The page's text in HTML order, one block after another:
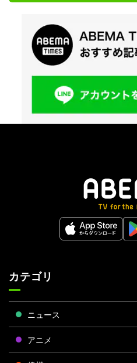
カテゴリ
ニュース
アニメ